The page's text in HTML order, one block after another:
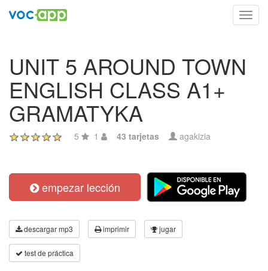
UNIT 5 AROUND TOWN
ENGLISH CLASS A1+
GRAMATYKA
5 1 43 tarjetas agakizia
empezar lección
descargar mp3 imprimir jugar
test de práctica